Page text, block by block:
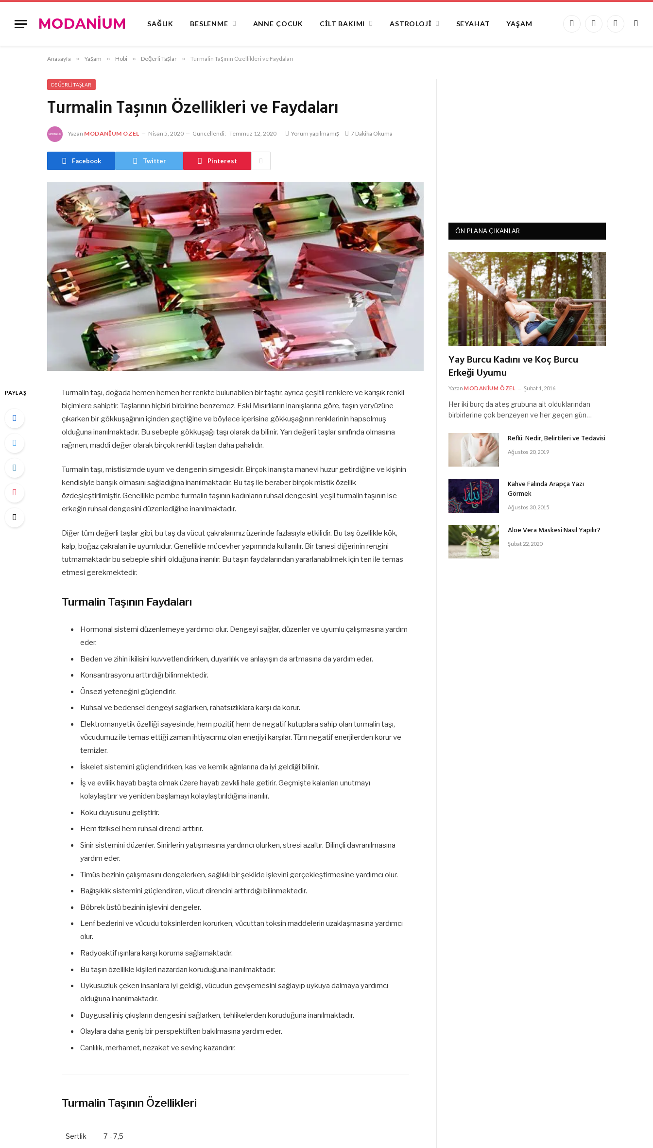
SAĞLIK BESLENME ANNE ÇOCUK CILT BAKIMI ASTROLOJI SEYAHAT YAŞAM
Facebook
X
Instagram
Anasayfa » Yaşam » Hobi » Değerli Taşlar » Turmalin Taşının Özellikleri ve Faydaları
DEĞERLI TAŞLAR
Turmalin Taşının Özellikleri ve Faydaları
Yazan MODANIUM ÖZEL Nisan 5, 2020 Güncellendi: Temmuz 12, 2020 Yorum yapılmamış 7 Dakika Okuma
Facebook Twitter Pinterest
PAYLAŞ
Turmalin taşı, doğada hemen hemen her renkte bulunabilen bir taştır, ayrıca çeşitli renklere ve karışık renkli
biçimlere sahiptir. Taşlarının hiçbiri birbirine benzemez. Eski Mısırlıların inanışlarına göre, taşın yeryüzüne
çıkarken bir gökkuşağının içinden geçtiğine ve böylece içerisine gökkuşağının renklerinin hapsolmuş
olduğuna inanılmaktadır. Bu sebeple gökkuşağı taşı olarak da bilinir. Yarı değerli taşlar sınıfında olmasına
rağmen, maddi değer olarak birçok renkli taştan daha pahalıdır.
Turmalin taşı, mistisizmde uyum ve dengenin simgesidir. Birçok inanışta manevi huzur getirdiğine ve kişinin
kendisiyle barışık olmasını sağladığına inanılmaktadır. Bu taş ile beraber birçok mistik özellik
özdeşleştirilmiştir. Genellikle pembe turmalin taşının kadınların ruhsal dengesini, yeşil turmalin taşının ise
erkeğin ruhsal dengesini düzenlediğine inanılmaktadır.
Diğer tüm değerli taşlar gibi, bu taş da vücut çakralarımız üzerinde fazlasıyla etkilidir. Bu taş özellikle kök,
kalp, boğaz çakraları ile uyumludur. Genellikle mücevher yapımında kullanılır. Bir tanesi diğerinin rengini
tutmamaktadır bu sebeple sihirli olduğuna inanılır. Bu taşın faydalarından yararlanabilmek için ten ile temas
etmesi gerekmektedir.
Turmalin Taşının Faydaları
Hormonal sistemi düzenlemeye yardımcı olur. Dengeyi sağlar, düzenler ve uyumlu çalışmasına yardım
eder.
Beden ve zihin ikilisini kuvvetlendirirken, duyarlılık ve anlayışın da artmasına da yardım eder.
Konsantrasyonu arttırdığı bilinmektedir.
Önsezi yeteneğini güçlendirir.
Ruhsal ve bedensel dengeyi sağlarken, rahatsızlıklara karşı da korur.
Elektromanyetik özelliği sayesinde, hem pozitif, hem de negatif kutuplara sahip olan turmalin taşı,
vücudumuz ile temas ettiği zaman ihtiyacımız olan enerjiyi karşılar. Tüm negatif enerjilerden korur ve
temizler.
İskelet sistemini güçlendirirken, kas ve kemik ağrılarına da iyi geldiği bilinir.
İş ve evlilik hayatı başta olmak üzere hayatı zevkli hale getirir. Geçmişte kalanları unutmayı
kolaylaştırır ve yeniden başlamayı kolaylaştırıldığına inanılır.
Koku duyusunu geliştirir.
Hem fiziksel hem ruhsal direnci arttırır.
Sinir sistemini düzenler. Sinirlerin yatışmasına yardımcı olurken, stresi azaltır. Bilinçli davranılmasına
yardım eder.
Timüs bezinin çalışmasını dengelerken, sağlıklı bir şeklide işlevini gerçekleştirmesine yardımcı olur.
Bağışıklık sistemini güçlendiren, vücut direncini arttırdığı bilinmektedir.
Böbrek üstü bezinin işlevini dengeler.
Lenf bezlerini ve vücudu toksinlerden korurken, vücuttan toksin maddelerin uzaklaşmasına yardımcı
olur.
Radyoaktif ışınlara karşı koruma sağlamaktadır.
Bu taşın özellikle kişileri nazardan koruduğuna inanılmaktadır.
Uykusuzluk çeken insanlara iyi geldiği, vücudun gevşemesini sağlayıp uykuya dalmaya yardımcı
olduğuna inanılmaktadır.
Duygusal iniş çıkışların dengesini sağlarken, tehlikelerden koruduğuna inanılmaktadır.
Olaylara daha geniş bir perspektiften bakılmasına yardım eder.
Canlılık, merhamet, nezaket ve sevinç kazandırır.
Turmalin Taşının Özellikleri
Sertlik 7 - 7,5
ÖN PLANA ÇIKANLAR
Yay Burcu Kadını ve Koç Burcu
Erkeği Uyumu
Yazan MODANIUM ÖZEL Şubat 1, 2016
Her iki burç da ateş grubuna ait olduklarından
birbirlerine çok benzeyen ve her geçen gün…
Reflü: Nedir, Belirtileri ve Tedavisi
Ağustos 20, 2019
Kahve Falında Arapça Yazı
Görmek
Ağustos 30, 2015
Aloe Vera Maskesi Nasıl Yapılır?
Şubat 22, 2020